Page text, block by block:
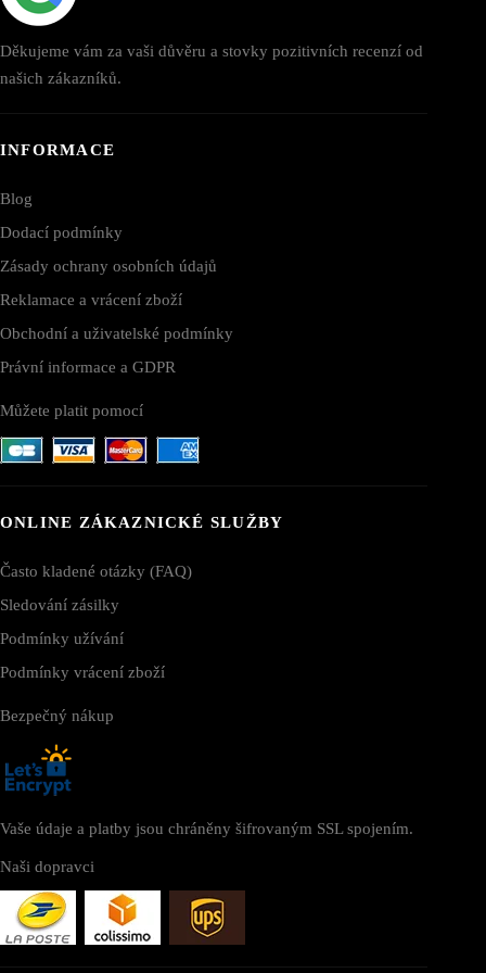
Děkujeme vám za vaši důvěru a stovky pozitivních recenzí od
našich zákazníků.
INFORMACE
Blog
Dodací podmínky
Zásady ochrany osobních údajů
Reklamace a vrácení zboží
Obchodní a uživatelské podmínky
Právní informace a GDPR
Můžete platit pomocí
ONLINE ZÁKAZNICKÉ SLUŽBY
Často kladené otázky (FAQ)
Sledování zásilky
Podmínky užívání
Podmínky vrácení zboží
Bezpečný nákup
Vaše údaje a platby jsou chráněny šifrovaným SSL spojením.
Naši dopravci